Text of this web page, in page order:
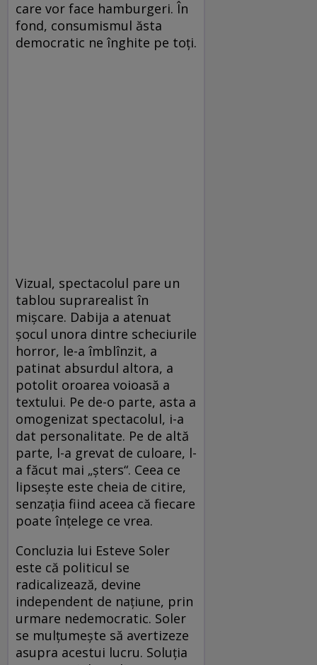
care vor face hamburgeri. În
fond, consumismul ăsta
democratic ne înghite pe toţi.
Vizual, spectacolul pare un
tablou suprarealist în
mişcare. Dabija a atenuat
şocul unora dintre scheciurile
horror, le-a îmblînzit, a
patinat absurdul altora, a
potolit oroarea voioasă a
textului. Pe de-o parte, asta a
omogenizat spectacolul, i-a
dat personalitate. Pe de altă
parte, l-a grevat de culoare, l-
a făcut mai „şters“. Ceea ce
lipseşte este cheia de citire,
senzaţia fiind aceea că fiecare
poate înţelege ce vrea.
Concluzia lui Esteve Soler
este că politicul se
radicalizează, devine
independent de naţiune, prin
urmare nedemocratic. Soler
se mulţumeşte să avertizeze
asupra acestui lucru. Soluţia